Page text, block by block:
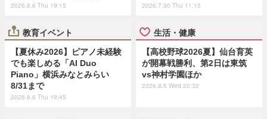
2026.8.6 Thu 19:15 2026.7.30 Thu 11:15
教育イベント
【夏休み2026】ピアノ未経験
でも楽しめる「AI Duo
Piano」横浜みなとみらい
8/31まで
2026.8.6 Thu 19:45
生活・健康
【高校野球2026夏】仙台育英
が開幕戦勝利、第2日は東筑
vs神村学園ほか
2026.8.5 Wed 20:32